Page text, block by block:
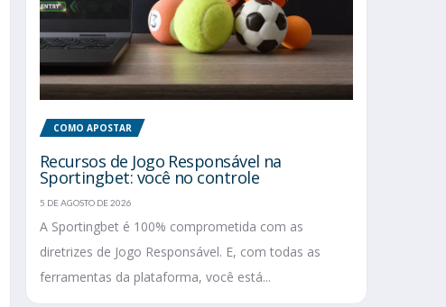
COMO APOSTAR
Recursos de Jogo Responsável na
Sportingbet: você no controle
5 DE AGOSTO DE 2026
A Sportingbet é 100% comprometida com as
diretrizes de Jogo Responsável. E, com todas as
ferramentas da plataforma, você está...